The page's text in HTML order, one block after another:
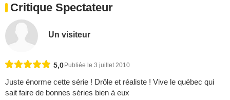
Critique Spectateur
Un visiteur
5,0 Publiée le 3 juillet 2010
Juste énorme cette série ! Drôle et réaliste ! Vive le québec qui
sait faire de bonnes séries bien à eux